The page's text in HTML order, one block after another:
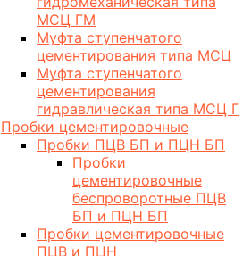
МСЦ ГМ
Муфта ступенчатого
цементирования типа МСЦ
Муфта ступенчатого
цементирования
гидравлическая типа МСЦ Г
Пробки цементировочные
Пробки ПЦВ БП и ПЦН БП
Пробки
цементировочные
беспроворотные ПЦВ
БП и ПЦН БП
Пробки цементировочные
ПЦВ и ПЦН